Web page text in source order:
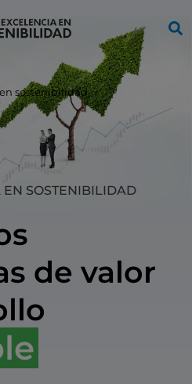
sostenibilidad
SOSTENIBILIDAD
de valor